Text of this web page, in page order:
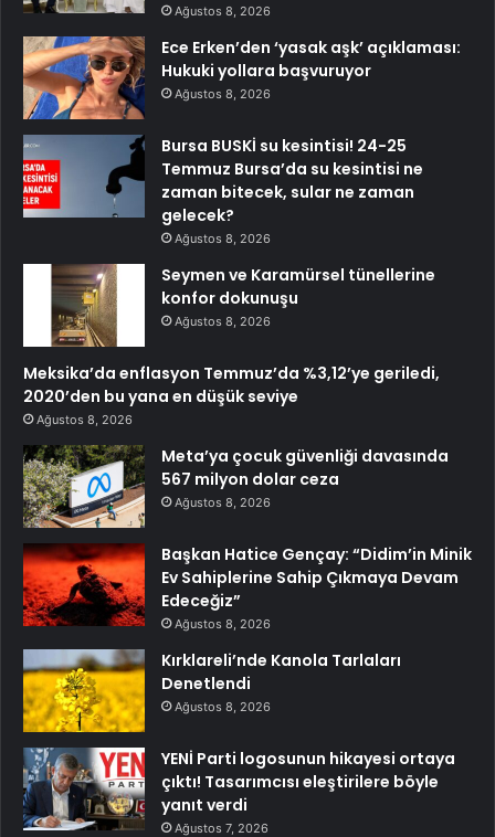
Ağustos 8, 2026
Ece Erken’den ‘yasak aşk’ açıklaması:
Hukuki yollara başvuruyor
Ağustos 8, 2026
Bursa BUSKİ su kesintisi! 24-25
Temmuz Bursa’da su kesintisi ne
zaman bitecek, sular ne zaman
gelecek?
Ağustos 8, 2026
Seymen ve Karamürsel tünellerine
konfor dokunuşu
Ağustos 8, 2026
Meksika’da enflasyon Temmuz’da %3,12’ye geriledi,
2020’den bu yana en düşük seviye
Ağustos 8, 2026
Meta’ya çocuk güvenliği davasında
567 milyon dolar ceza
Ağustos 8, 2026
Başkan Hatice Gençay: “Didim’in Minik
Ev Sahiplerine Sahip Çıkmaya Devam
Edeceğiz”
Ağustos 8, 2026
Kırklareli’nde Kanola Tarlaları
Denetlendi
Ağustos 8, 2026
YENİ Parti logosunun hikayesi ortaya
çıktı! Tasarımcısı eleştirilere böyle
yanıt verdi
Ağustos 7, 2026